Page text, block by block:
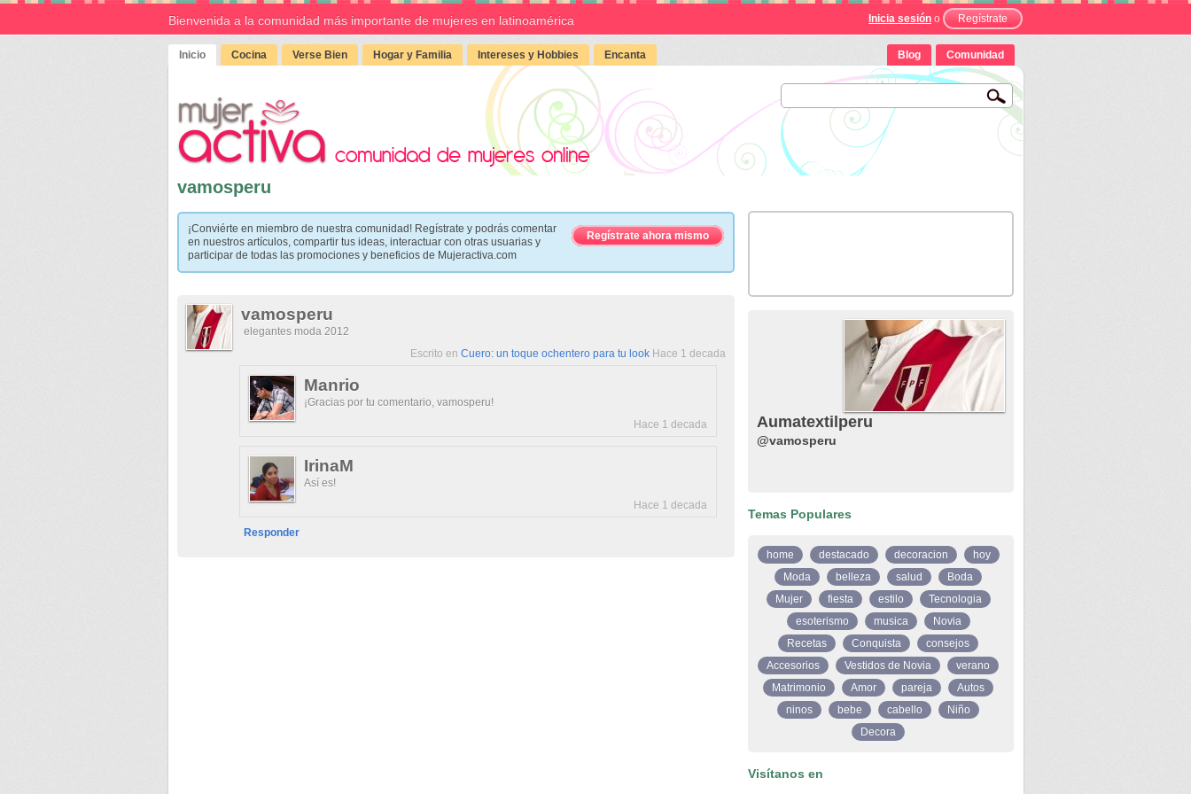
Bienvenida a la comunidad más importante de mujeres en latinoamérica Inicia sesión o Regístrate
Inicio Cocina Verse Bien Hogar y Familia Intereses y Hobbies Encanta Blog Comunidad
vamosperu
¡Conviérte en miembro de nuestra comunidad! Regístrate y podrás comentar
en nuestros artículos, compartir tus ideas, interactuar con otras usuarias y
participar de todas las promociones y beneficios de Mujeractiva.com
Regístrate ahora mismo
vamosperu
elegantes moda 2012
Escrito en Cuero: un toque ochentero para tu lookHace 1 decada
Manrio
¡Gracias por tu comentario, vamosperu!
Hace 1 decada
IrinaM
Así es!
Hace 1 decada
Responder
Aumatextilperu
@vamosperu
Temas Populares
home destacado decoracion
hoy
Moda
belleza salud
Boda
Mujer
fiesta estilo
Tecnologia
esoterismo
musica
Novia
Recetas
Conquista
consejos
Accesorios
Vestidos de Novia
verano
Matrimonio
Amor pareja
Autos
ninos
bebe cabello
Niño
Decora
Visítanos en